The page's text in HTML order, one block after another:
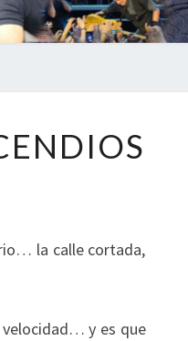
la calle cortada,
velocidad… y es que